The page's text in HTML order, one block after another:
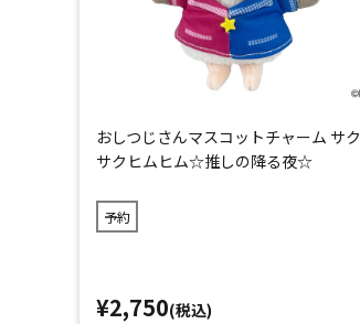
おしつじさんマスコットチャーム サク
サクヒムヒム☆推しの降る夜☆
予約
¥2,750(税込)